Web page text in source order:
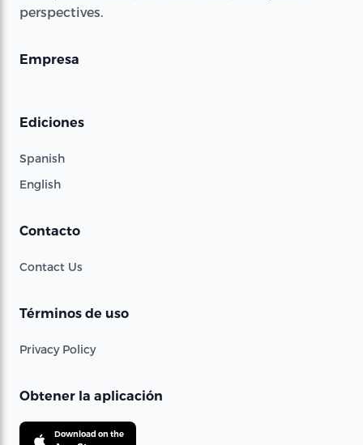
perspectives.
Empresa
Ediciones
Spanish
English
Contacto
Contact Us
Términos de uso
Privacy Policy
Obtener la aplicación
Download on the